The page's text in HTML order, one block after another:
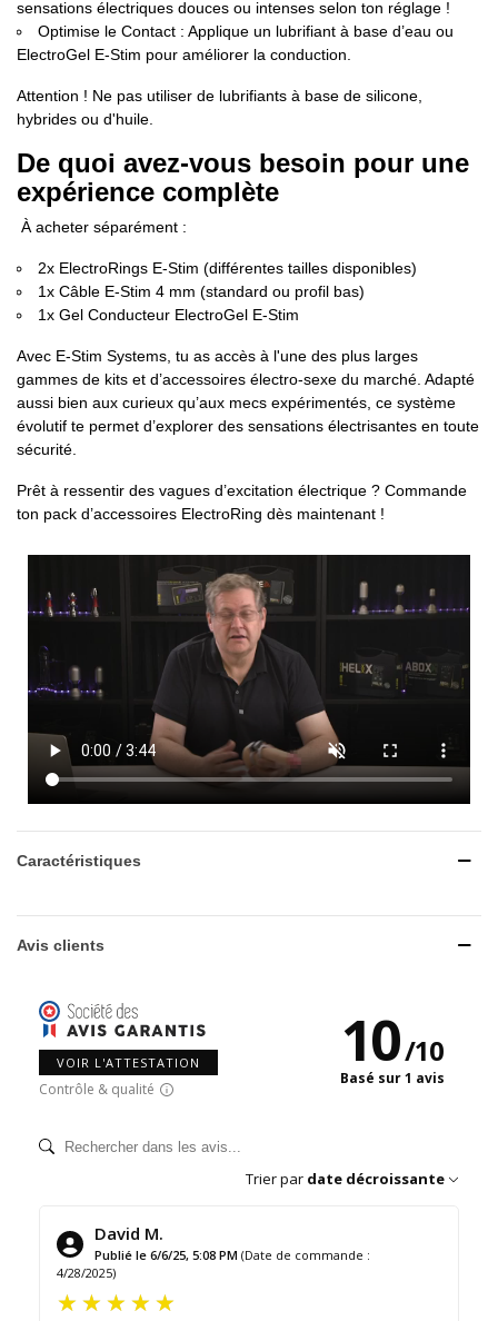
sensations électriques douces ou intenses selon ton réglage !
Optimise le Contact : Applique un lubrifiant à base d’eau ou
ElectroGel E-Stim pour améliorer la conduction.
Attention ! Ne pas utiliser de lubrifiants à base de silicone,
hybrides ou d'huile.
De quoi avez-vous besoin pour une
expérience complète
À acheter séparément :
2x ElectroRings E-Stim (différentes tailles disponibles)
1x Câble E-Stim 4 mm (standard ou profil bas)
1x Gel Conducteur ElectroGel E-Stim
Avec E-Stim Systems, tu as accès à l'une des plus larges
gammes de kits et d’accessoires électro-sexe du marché. Adapté
aussi bien aux curieux qu’aux mecs expérimentés, ce système
évolutif te permet d’explorer des sensations électrisantes en toute
sécurité.
Prêt à ressentir des vagues d’excitation électrique ? Commande
ton pack d’accessoires ElectroRing dès maintenant !
Caractéristiques
Avis clients
VOIR L'ATTESTATION
Contrôle & qualité
10/10
Basé sur 1 avis
Trier par date décroissante
David M.
Publié le 6/6/25, 5:08 PM (Date de commande :
4/28/2025)